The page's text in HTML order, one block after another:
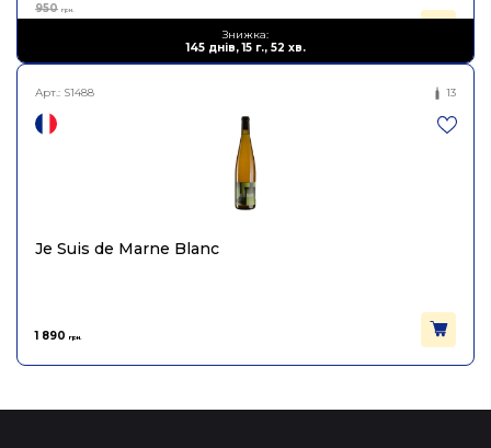
Знижка:
145 днів, 15 г., 52 хв.
950 грн.
Арт.: S1488 13
Je Suis de Marne Blanc
1 890 грн.